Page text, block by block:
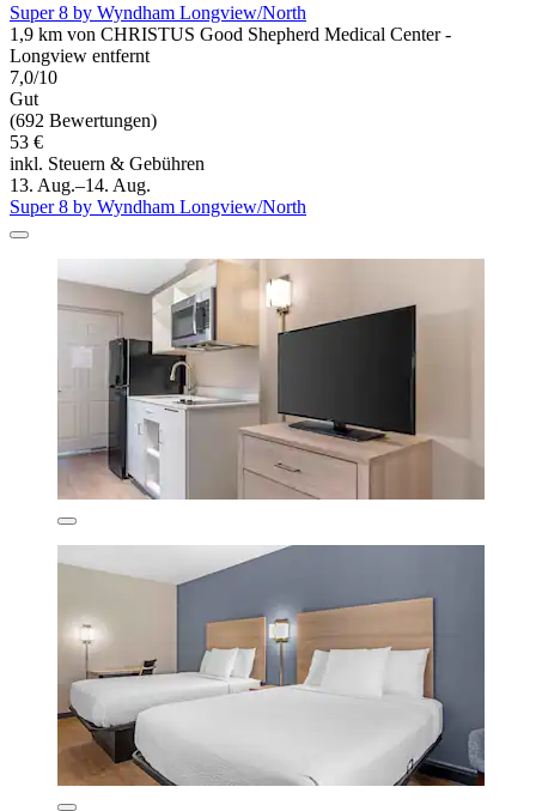
Super 8 by Wyndham Longview/North
1,9 km von CHRISTUS Good Shepherd Medical Center -
Longview entfernt
7,0/10
Gut
(692 Bewertungen)
53 €
inkl. Steuern & Gebühren
13. Aug.–14. Aug.
Super 8 by Wyndham Longview/North